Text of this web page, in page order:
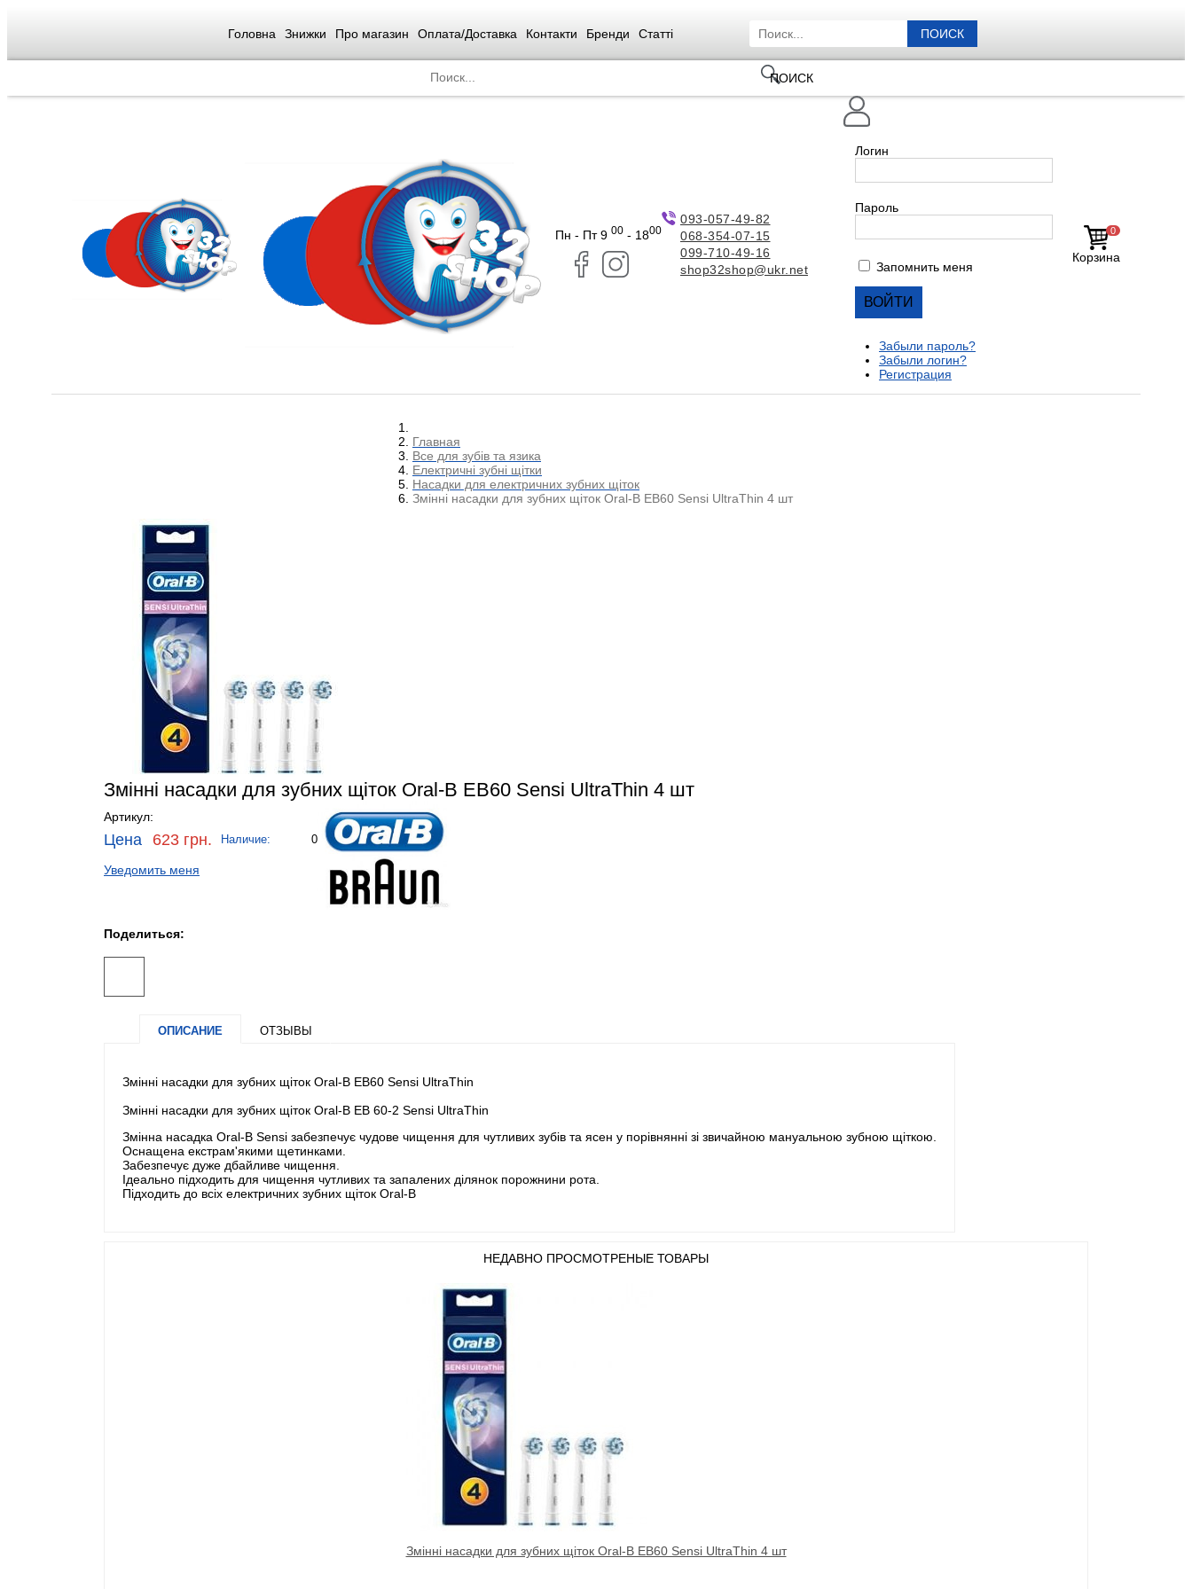
Головна Знижки Про магазин Оплата/Доставка Контакти Бренди Статті ПОИСК
ПОИСК
Пн - Пт 9 00 - 1800
093-057-49-82
068-354-07-15
099-710-49-16
shop32shop@ukr.net
0
Корзина
Логин
Пароль
Запомнить меня
Забыли пароль?
Забыли логин?
Регистрация
Главная
Все для зубів та язика
Електричні зубні щітки
Насадки для електричних зубних щіток
Змінні насадки для зубних щіток Oral-B EB60 Sensi UltraThin 4 шт
Змінні насадки для зубних щіток Oral-B EB60 Sensi UltraThin 4 шт
Артикул:
Цена 623 грн. Наличие: 0
Уведомить меня
Поделиться:
ОПИСАНИЕ ОТЗЫВЫ
Змінні насадки для зубних щіток Oral-B EB60 Sensi UltraThin
Змінні насадки для зубних щіток Oral-B EB 60-2 Sensi UltraThin
Змінна насадка Oral-B Sensi забезпечує чудове чищення для чутливих зубів та ясен у порівнянні зі звичайною мануальною зубною щіткою.
Оснащена екстрам'якими щетинками.
Забезпечує дуже дбайливе чищення.
Ідеально підходить для чищення чутливих та запалених ділянок порожнини рота.
Підходить до всіх електричних зубних щіток Oral-B
НЕДАВНО ПРОСМОТРЕНЫЕ ТОВАРЫ
Змінні насадки для зубних щіток Oral-B EB60 Sensi UltraThin 4 шт